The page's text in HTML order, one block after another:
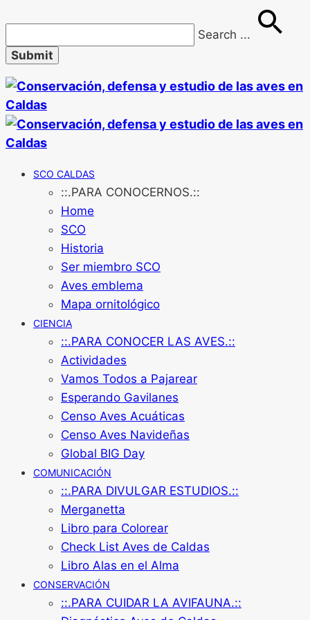
Search ...
SCO CALDAS
::.PARA CONOCERNOS.::
Home
SCO
Historia
Ser miembro SCO
Aves emblema
Mapa ornitológico
CIENCIA
::.PARA CONOCER LAS AVES.::
Actividades
Vamos Todos a Pajarear
Esperando Gavilanes
Censo Aves Acuáticas
Censo Aves Navideñas
Global BIG Day
COMUNICACIÓN
::.PARA DIVULGAR ESTUDIOS.::
Merganetta
Libro para Colorear
Check List Aves de Caldas
Libro Alas en el Alma
CONSERVACIÓN
::.PARA CUIDAR LA AVIFAUNA.::